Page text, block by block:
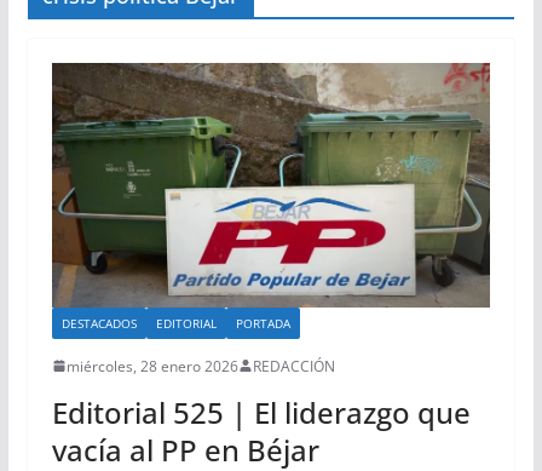
DESTACADOS EDITORIAL PORTADA
miércoles, 28 enero 2026 REDACCIÓN
Editorial 525 | El liderazgo que
vacía al PP en Béjar